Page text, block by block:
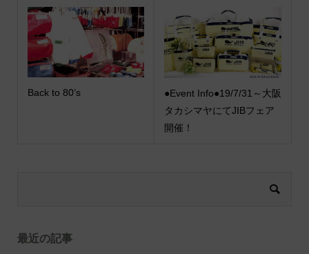
Back to 80’s
●Event Info●19/7/31～大阪
タカシマヤにてJIBフェア
開催！
最近の記事